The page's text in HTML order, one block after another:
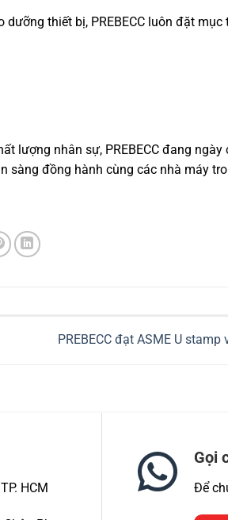
thiết bị, PREBECC luôn đặt mục
lượng nhân sự, PREBECC đang
sàng đồng hành cùng các nhà máy
PREBECC đạt ASME U
HCM
Gọi
Để